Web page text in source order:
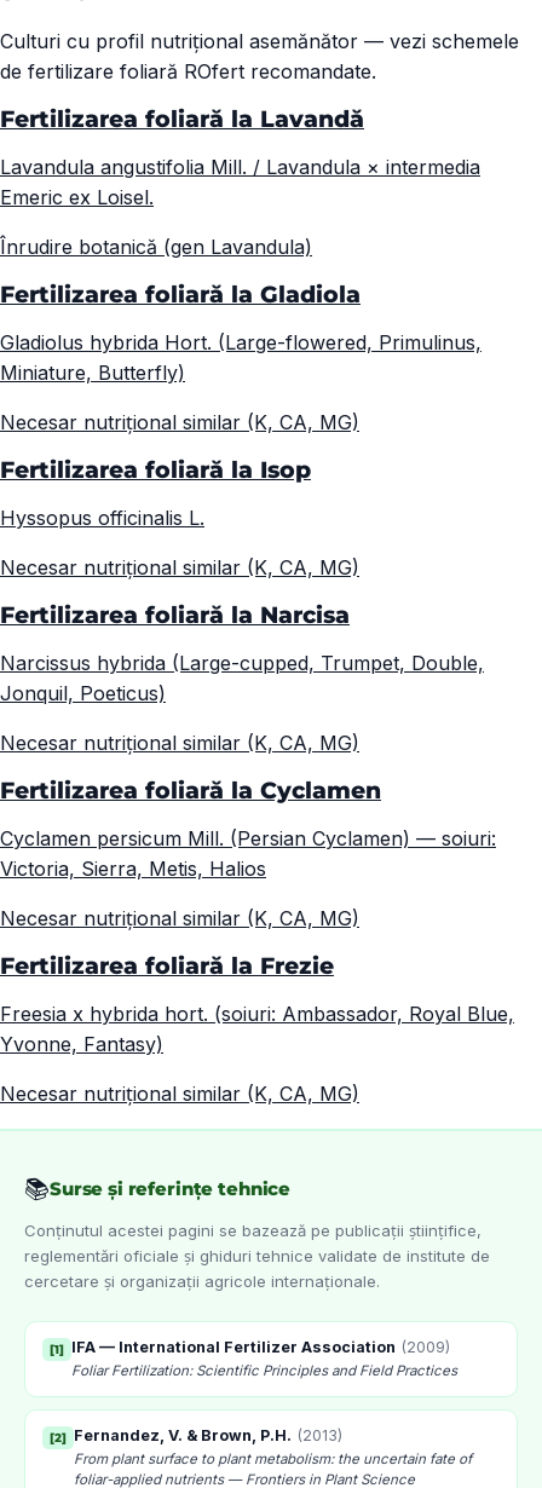
Culturi cu profil nutrițional asemănător — vezi schemele
de fertilizare foliară ROfert recomandate.
Fertilizarea foliară la Lavandă
Lavandula angustifolia Mill. / Lavandula × intermedia
Emeric ex Loisel.
Înrudire botanică (gen Lavandula)
Fertilizarea foliară la Gladiola
Gladiolus hybrida Hort. (Large-flowered, Primulinus,
Miniature, Butterfly)
Necesar nutrițional similar (K, CA, MG)
Fertilizarea foliară la Isop
Hyssopus officinalis L.
Necesar nutrițional similar (K, CA, MG)
Fertilizarea foliară la Narcisa
Narcissus hybrida (Large-cupped, Trumpet, Double,
Jonquil, Poeticus)
Necesar nutrițional similar (K, CA, MG)
Fertilizarea foliară la Cyclamen
Cyclamen persicum Mill. (Persian Cyclamen) — soiuri:
Victoria, Sierra, Metis, Halios
Necesar nutrițional similar (K, CA, MG)
Fertilizarea foliară la Frezie
Freesia x hybrida hort. (soiuri: Ambassador, Royal Blue,
Yvonne, Fantasy)
Necesar nutrițional similar (K, CA, MG)
📚Surse și referințe tehnice
Conținutul acestei pagini se bazează pe publicații științifice,
reglementări oficiale și ghiduri tehnice validate de institute de
cercetare și organizații agricole internaționale.
[1] IFA — International Fertilizer Association (2009)
Foliar Fertilization: Scientific Principles and Field Practices
[2] Fernandez, V. & Brown, P.H. (2013)
From plant surface to plant metabolism: the uncertain fate of
foliar-applied nutrients — Frontiers in Plant Science